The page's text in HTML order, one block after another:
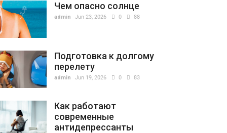
Чем опасно солнце
admin Jun 23, 2026 0 88
Подготовка к долгому
перелету
admin Jun 19, 2026 0 83
Как работают
современные
антидепрессанты